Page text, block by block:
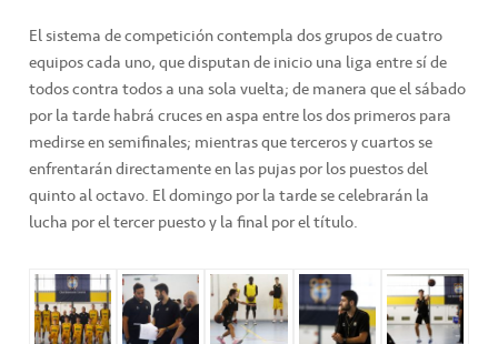
El sistema de competición contempla dos grupos de cuatro
equipos cada uno, que disputan de inicio una liga entre sí de
todos contra todos a una sola vuelta; de manera que el sábado
por la tarde habrá cruces en aspa entre los dos primeros para
medirse en semifinales; mientras que terceros y cuartos se
enfrentarán directamente en las pujas por los puestos del
quinto al octavo. El domingo por la tarde se celebrarán la
lucha por el tercer puesto y la final por el título.